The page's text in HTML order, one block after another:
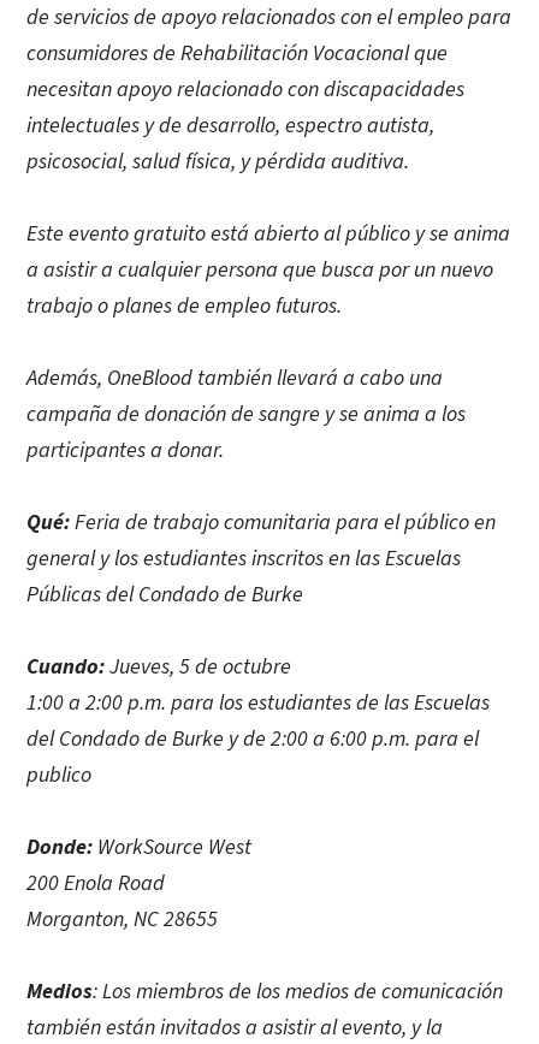
de servicios de apoyo relacionados con el empleo para
consumidores de Rehabilitación Vocacional que
necesitan apoyo relacionado con discapacidades
intelectuales y de desarrollo, espectro autista,
psicosocial, salud física, y pérdida auditiva.
Este evento gratuito está abierto al público y se anima
a asistir a cualquier persona que busca por un nuevo
trabajo o planes de empleo futuros.
Además, OneBlood también llevará a cabo una
campaña de donación de sangre y se anima a los
participantes a donar.
Qué:Feria de trabajo comunitaria para el público en
general y los estudiantes inscritos en las Escuelas
Públicas del Condado de Burke
Cuando:Jueves, 5 de octubre
1:00 a 2:00 p.m. para los estudiantes de las Escuelas
del Condado de Burke y de 2:00 a 6:00 p.m. para el
publico
Donde: WorkSource West
200 Enola Road
Morganton, NC 28655
Medios: Los miembros de los medios de comunicación
también están invitados a asistir al evento, y la